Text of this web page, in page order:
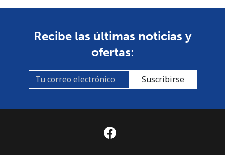
Recibe las últimas noticias y
ofertas:
Suscribirse